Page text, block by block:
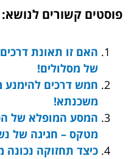
פוסטים קשורים לנושא:
האם זו תאונת
של מסלולים!
חמש דרכים להימנע
משכנתא!
המסע המופלא של
מטקס – חגיגה של
כיצד תחזוקה